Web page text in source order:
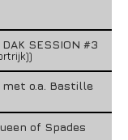
SESSION #3
o.a. Bastille
of Spades